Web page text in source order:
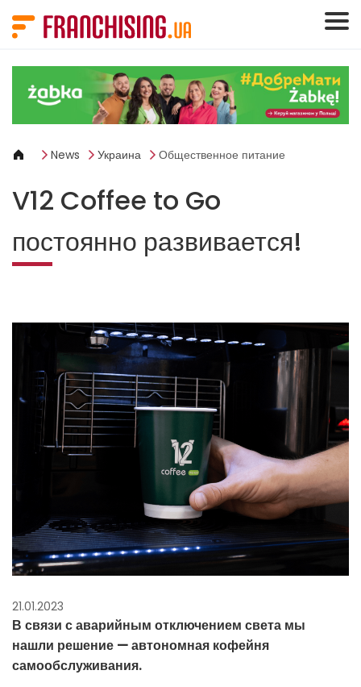
News Украина Общественное питание
V12 Coffee to Go
постоянно развивается!
21.01.2023
В связи с аварийным отключением света мы
нашли решение — автономная кофейня
самообслуживания.